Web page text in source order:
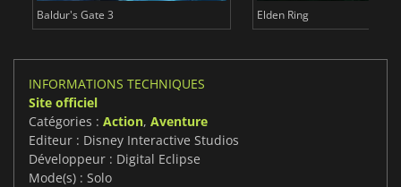
Baldur's Gate 3 Elden Ring
INFORMATIONS TECHNIQUES
Site officiel
Catégories : Action, Aventure
Editeur : Disney Interactive Studios
Développeur : Digital Eclipse
Mode(s) : Solo